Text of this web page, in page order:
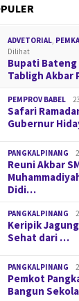
ADVETORIAL
Dilihat
Bupati Bateng
Tabligh Akbar
PEMPROV BABEL
Safari
Gubernur
PANGKALPINANG
Reuni Akbar
Didi…
PANGKALPINANG
Keripik
Sehat dari …
PANGKALPINANG
Pemkot
Bangun